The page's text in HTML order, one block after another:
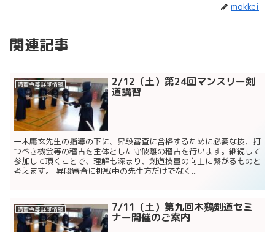
mokkei
関連記事
講習会等 詳細情報 2/12（土）第24回マンスリー剣
道講習
一木庸玄先生の指導の下に、昇段審査に合格するために必要な技、打
つべき機会等の稽古を主体とした守破離の稽古を行います。継続して
参加して頂くことで、理解も深まり、剣道技量の向上に繋がるものと
考えます。 昇段審査に挑戦中の先生方だけでなく...
講習会等 詳細情報 7/11（土）第九回木鷄剣道セミ
ナー開催のご案内